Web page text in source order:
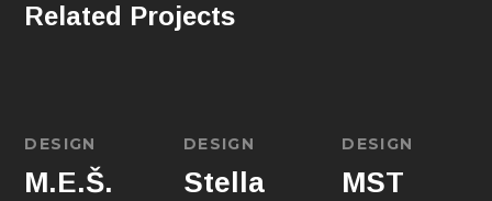
Related Projects
DESIGN
M.E.Š.
DESIGN
Stella
DESIGN
MST